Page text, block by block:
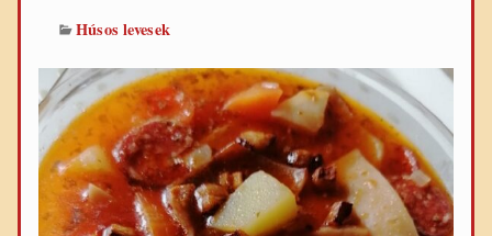
Húsos levesek